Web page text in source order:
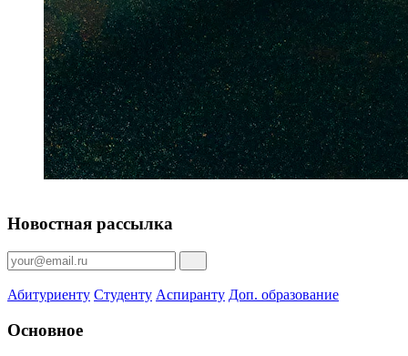
Новостная рассылка
Абитуриенту Студенту Аспиранту Доп. образование
Основное